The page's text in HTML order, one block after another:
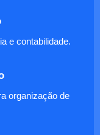
e contabilidade.
organização de